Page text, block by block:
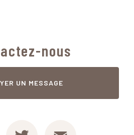
nous
UN MESSAGE